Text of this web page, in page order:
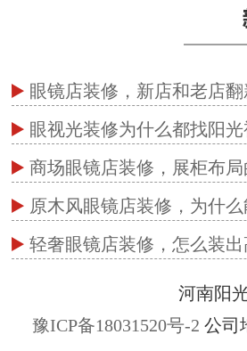
眼镜店装修，新店和老店
眼视光装修为什么都找阳光
商场眼镜店装修，展柜布
原木风眼镜店装修，为什
轻奢眼镜店装修，怎么装
河南阳
豫ICP备18031520号-2 公司